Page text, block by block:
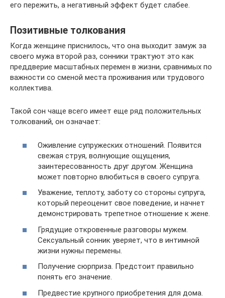
его пережить, а негативный эффект будет слабее.
Позитивные толкования
Когда женщине приснилось, что она выходит замуж за
своего мужа второй раз, сонники трактуют это как
преддверие масштабных перемен в жизни, сравнимых по
важности со сменой места проживания или трудового
коллектива.
Такой сон чаще всего имеет еще ряд положительных
толкований, он означает:
Оживление супружеских отношений. Появится
свежая струя, волнующие ощущения,
заинтересованность друг другом. Женщина
может повторно влюбиться в своего супруга.
Уважение, теплоту, заботу со стороны супруга,
который переоценит свое поведение, и начнет
демонстрировать трепетное отношение к жене.
Грядущие откровенные разговоры мужем.
Сексуальный сонник уверяет, что в интимной
жизни нужны перемены.
Получение сюрприза. Предстоит правильно
понять его значение.
Предвестие крупного приобретения для дома.